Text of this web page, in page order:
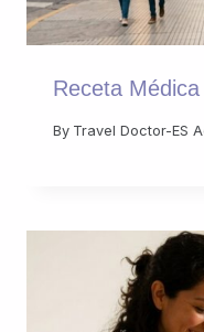
Receta
By Travel Doctor-ES